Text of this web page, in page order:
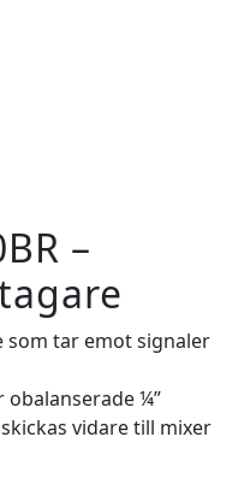
–
tar emot signaler
obalanserade ¼”
vidare till mixer